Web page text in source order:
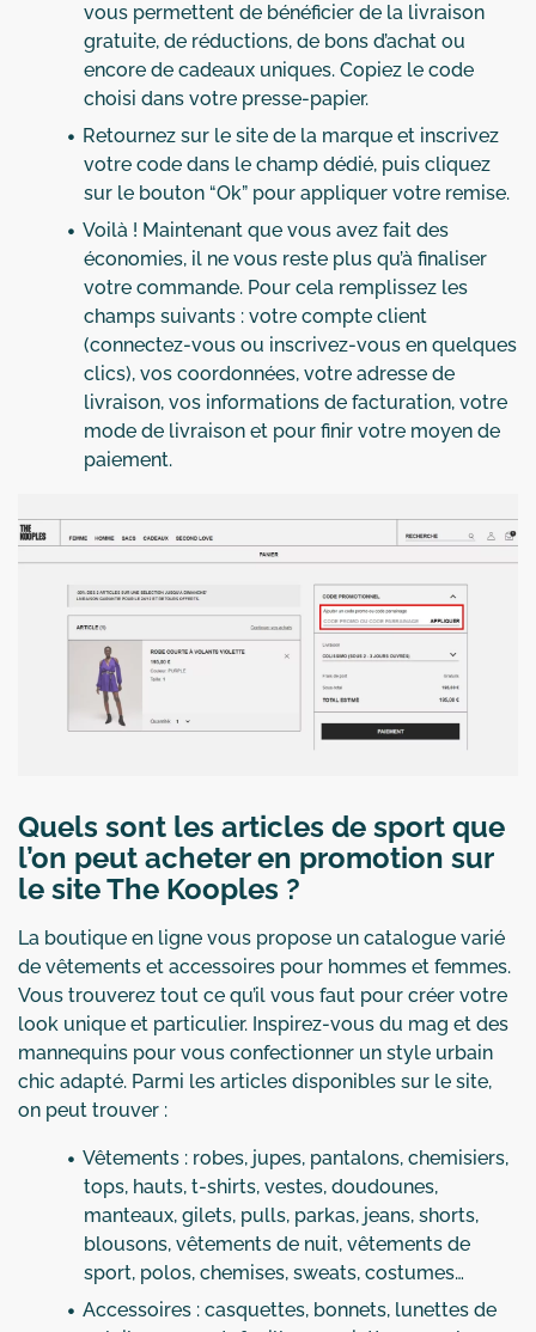
vous permettent de bénéficier de la livraison
gratuite, de réductions, de bons d’achat ou
encore de cadeaux uniques. Copiez le code
choisi dans votre presse-papier.
Retournez sur le site de la marque et inscrivez
votre code dans le champ dédié, puis cliquez
sur le bouton “Ok” pour appliquer votre remise.
Voilà ! Maintenant que vous avez fait des
économies, il ne vous reste plus qu’à finaliser
votre commande. Pour cela remplissez les
champs suivants : votre compte client
(connectez-vous ou inscrivez-vous en quelques
clics), vos coordonnées, votre adresse de
livraison, vos informations de facturation, votre
mode de livraison et pour finir votre moyen de
paiement.
Quels sont les articles de sport que
l’on peut acheter en promotion sur
le site The Kooples ?
La boutique en ligne vous propose un catalogue varié
de vêtements et accessoires pour hommes et femmes.
Vous trouverez tout ce qu’il vous faut pour créer votre
look unique et particulier. Inspirez-vous du mag et des
mannequins pour vous confectionner un style urbain
chic adapté. Parmi les articles disponibles sur le site,
on peut trouver :
Vêtements : robes, jupes, pantalons, chemisiers,
tops, hauts, t-shirts, vestes, doudounes,
manteaux, gilets, pulls, parkas, jeans, shorts,
blousons, vêtements de nuit, vêtements de
sport, polos, chemises, sweats, costumes…
Accessoires : casquettes, bonnets, lunettes de